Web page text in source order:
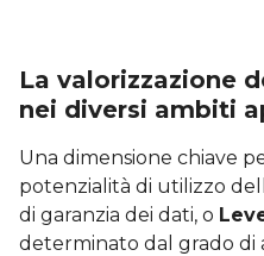
La valorizzazione
nei diversi ambiti
Una dimensione chiave
potenzialità di utilizzo
di garanzia dei dati, o
determinato dal grado di